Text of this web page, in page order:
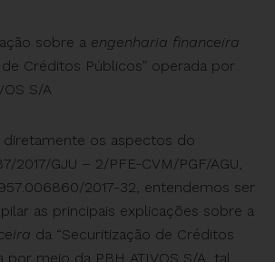
sobre a engenharia financeira
Créditos Públicos” operada por
S/A
os aspectos do
2017/GJU – 2/PFE-CVM/PGF/AGU,
2017-32, entendemos ser
as principais explicações sobre a
da “Securitização de Créditos
por meio da PBH ATIVOS S/A, tal